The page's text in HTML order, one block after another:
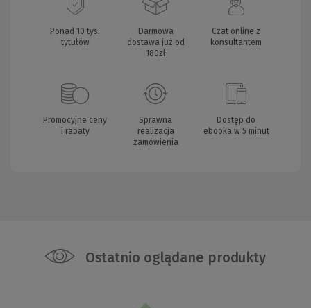
Ponad 10 tys.
tytułów
Darmowa
dostawa już od
180zł
Czat online z
konsultantem
Promocyjne ceny
i rabaty
Sprawna
realizacja
zamówienia
Dostęp do
ebooka w 5 minut
Ostatnio oglądane produkty